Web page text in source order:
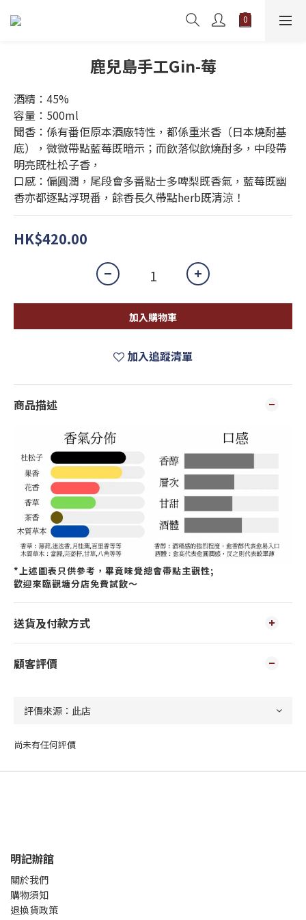
鹿兒島手工Gin-莓
酒精：45%
容量：500ml
聞香：係有番佢原本酒廠特性，都係重米香（日本燒酎基
底），微微帶點藍莓既暗示；而飲落似飲燒酎多，中段帶
明亮既杜松子香，
口感：偏圓潤，尾段會多番點士多啤梨既香氣，藍莓既幽
香亦都逐點浮現番，餘香長久帶點herb既清涼！
HK$420.00
加入購物車
加入追蹤清單
商品描述
*上述圖表只供參考，畢竟味覺總會帶點主觀性;
歡迎來臨觀塘分店免費試飲～
送貨及付款方式
顧客評價
尚未有任何評價
明記辦館
關於我們
購物須知
退換貨政策